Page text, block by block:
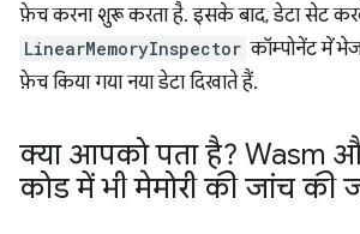
फ़ेच करना शुरू करता है. इसके बाद, डेटा सेट
LinearMemoryInspector कॉम्पोनेंट में
फ़ेच किया गया नया डेटा दिखाते हैं.
क्या आपको पता है? Wasm
कोड में भी मेमोरी की जांच की